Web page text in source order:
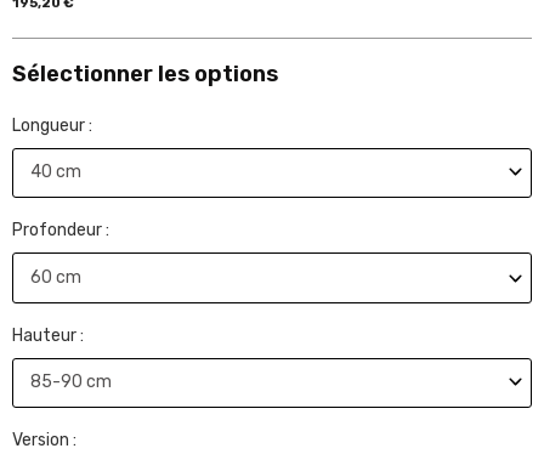
Sélectionner les options
Longueur :
Profondeur :
Hauteur :
Version :